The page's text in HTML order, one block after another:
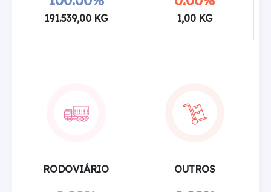
191.539,00 KG 1,00 KG
RODOVIÁRIO OUTROS